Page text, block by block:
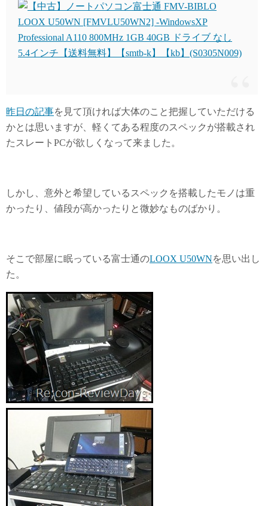
昨日の記事を見て頂ければ大体のこと把握していただける
かとは思いますが、軽くてある程度のスペックが搭載され
たスレートPCが欲しくなって来ました。
しかし、意外と希望しているスペックを搭載したモノは重
かったり、値段が高かったりと微妙なものばかり。
そこで部屋に眠っている富士通のLOOX U50WNを思い出し
た。